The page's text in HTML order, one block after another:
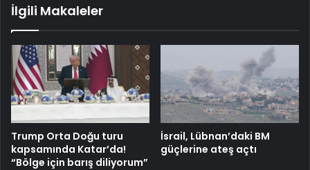
İlgili Makaleler
Trump Orta Doğu turu
kapsamında Katar’da!
“Bölge için barış diliyorum”
İsrail, Lübnan’daki BM
güçlerine ateş açtı